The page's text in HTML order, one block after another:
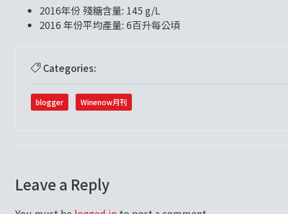
2016年份 殘糖含量: 145 g/L
2016 年份平均產量: 6百升每公頃
Categories:
blogger Winenow月刊
Leave a Reply